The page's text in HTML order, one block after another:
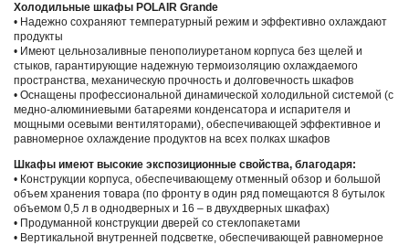
Холодильные шкафы POLAIR Grande
• Надежно сохраняют температурный режим и эффективно охлаждают
продукты
• Имеют цельнозаливные пенополиуретаном корпуса без щелей и
стыков, гарантирующие надежную термоизоляцию охлаждаемого
пространства, механическую прочность и долговечность шкафов
• Оснащены профессиональной динамической холодильной системой (с
медно-алюминиевыми батареями конденсатора и испарителя и
мощными осевыми вентиляторами), обеспечивающей эффективное и
равномерное охлаждение продуктов на всех полках шкафов
Шкафы имеют высокие экспозиционные свойства, благодаря:
• Конструкции корпуса, обеспечивающему отменный обзор и большой
объем хранения товара (по фронту в один ряд помещаются 8 бутылок
объемом 0,5 л в однодверных и 16 – в двухдверных шкафах)
• Продуманной конструкции дверей со стеклопакетами
• Вертикальной внутренней подсветке, обеспечивающей равномерное